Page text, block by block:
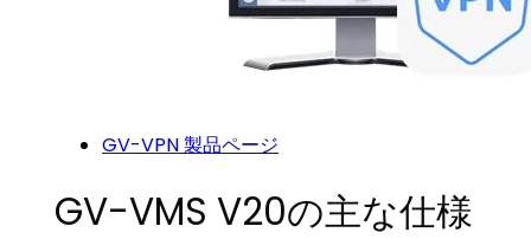
GV-VPN 製品ページ
GV-VMS V20の主な仕様